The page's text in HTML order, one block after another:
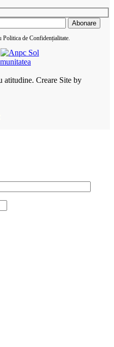
Politica de Confidențialitate.
Creare Site by